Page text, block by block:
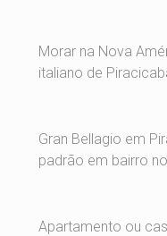
Morar na Nova
italiano de
Gran Bellagio em
padrão em bairro
Apartamento ou